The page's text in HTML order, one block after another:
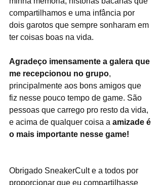
compartilhamos e uma infância por
dois garotos que sempre sonharam em
ter coisas boas na vida.
Agradeço imensamente a galera que
me recepcionou no grupo,
principalmente aos bons amigos que
fiz nesse pouco tempo de game. São
pessoas que carrego pro resto da vida,
e acima de qualquer coisa a amizade é
o mais importante nesse game!
Obrigado SneakerCult e a todos por
proporcionar que eu compartilhasse